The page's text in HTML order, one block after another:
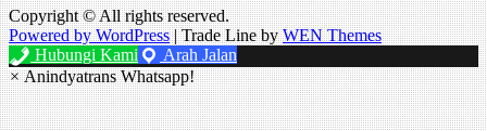
Copyright © All rights reserved.
Powered by WordPress |Trade Line byWEN Themes
Hubungi Kami
Arah Jalan
×Anindyatrans Whatsapp!